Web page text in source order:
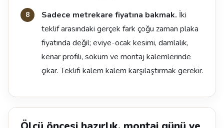
Sadece metrekare fiyatına bakmak. İki
teklif arasındaki gerçek fark çoğu zaman plaka
fiyatında değil; eviye-ocak kesimi, damlalık,
kenar profili, söküm ve montaj kalemlerinde
çıkar. Teklifi kalem kalem karşılaştırmak gerekir.